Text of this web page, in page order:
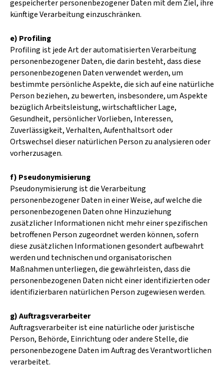
gespeicherter personenbezogener Daten mit dem Ziel, ihre
künftige Verarbeitung einzuschränken.
e) Profiling
Profiling ist jede Art der automatisierten Verarbeitung
personenbezogener Daten, die darin besteht, dass diese
personenbezogenen Daten verwendet werden, um
bestimmte persönliche Aspekte, die sich auf eine natürliche
Person beziehen, zu bewerten, insbesondere, um Aspekte
bezüglich Arbeitsleistung, wirtschaftlicher Lage,
Gesundheit, persönlicher Vorlieben, Interessen,
Zuverlässigkeit, Verhalten, Aufenthaltsort oder
Ortswechsel dieser natürlichen Person zu analysieren oder
vorherzusagen.
f) Pseudonymisierung
Pseudonymisierung ist die Verarbeitung
personenbezogener Daten in einer Weise, auf welche die
personenbezogenen Daten ohne Hinzuziehung
zusätzlicher Informationen nicht mehr einer spezifischen
betroffenen Person zugeordnet werden können, sofern
diese zusätzlichen Informationen gesondert aufbewahrt
werden und technischen und organisatorischen
Maßnahmen unterliegen, die gewährleisten, dass die
personenbezogenen Daten nicht einer identifizierten oder
identifizierbaren natürlichen Person zugewiesen werden.
g) Auftragsverarbeiter
Auftragsverarbeiter ist eine natürliche oder juristische
Person, Behörde, Einrichtung oder andere Stelle, die
personenbezogene Daten im Auftrag des Verantwortlichen
verarbeitet.